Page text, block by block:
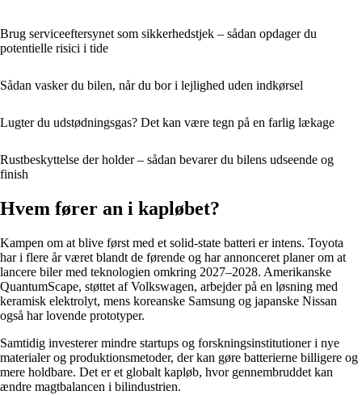
Brug serviceeftersynet som sikkerhedstjek – sådan opdager du
potentielle risici i tide
Sådan vasker du bilen, når du bor i lejlighed uden indkørsel
Lugter du udstødningsgas? Det kan være tegn på en farlig lækage
Rustbeskyttelse der holder – sådan bevarer du bilens udseende og
finish
Hvem fører an i kapløbet?
Kampen om at blive først med et solid-state batteri er intens. Toyota
har i flere år været blandt de førende og har annonceret planer om at
lancere biler med teknologien omkring 2027–2028. Amerikanske
QuantumScape, støttet af Volkswagen, arbejder på en løsning med
keramisk elektrolyt, mens koreanske Samsung og japanske Nissan
også har lovende prototyper.
Samtidig investerer mindre startups og forskningsinstitutioner i nye
materialer og produktionsmetoder, der kan gøre batterierne billigere og
mere holdbare. Det er et globalt kapløb, hvor gennembruddet kan
ændre magtbalancen i bilindustrien.